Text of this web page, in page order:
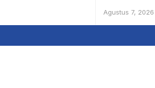
Agustus 7, 2026